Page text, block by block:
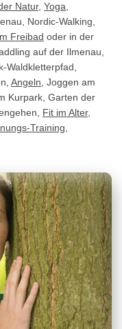
Natur, Yoga
Nordic-Walking,
Freibad oder in der
auf der Ilmenau,
Waldkletterpfad,
Angeln , Joggen am
Kurpark, Garten der
Fit im Alter,
Training